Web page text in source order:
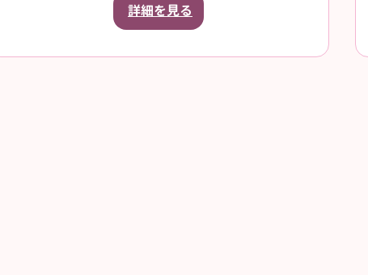
に前向きな姿勢で業務に取り組めるよう、当社のマ
詳細を見る